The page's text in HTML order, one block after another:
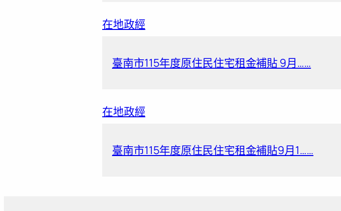
在地政經
臺南市115年度原住民住宅租金補貼 9月……
在地政經
臺南市115年度原住民住宅租金補貼9月1……